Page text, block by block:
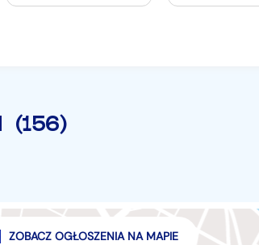
(156)
ZOBACZ OGŁOSZENIA NA MAPIE